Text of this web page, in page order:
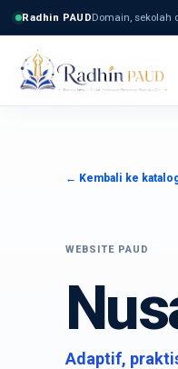
Radhin PAUDDomain, sekolah
← Kembali ke
WEBSITE PAUD
Adaptif,